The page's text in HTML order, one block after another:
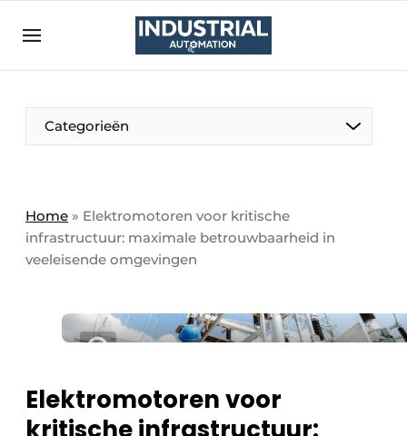
Aanmelden
Bedrijven
Bedrijven
Direct contact
Eigen content aanleveren
Evenement aanmelden
Meest gelezen
Podcasts
Privacy / Cookie statement
Categorieën
Home » Elektromotoren voor kritische
infrastructuur: maximale betrouwbaarheid in
veeleisende omgevingen
Elektromotoren voor